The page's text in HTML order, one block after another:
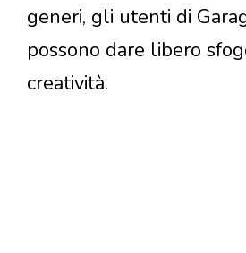
generi, gli utenti di
possono dare libero
creatività.